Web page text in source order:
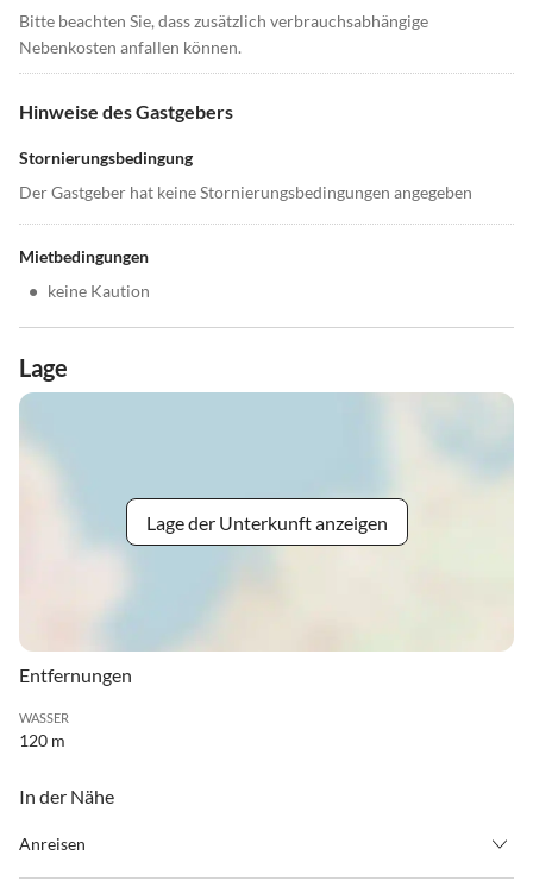
Bitte beachten Sie, dass zusätzlich verbrauchsabhängige
Nebenkosten anfallen können.
Hinweise des Gastgebers
Stornierungsbedingung
Der Gastgeber hat keine Stornierungsbedingungen angegeben
Mietbedingungen
• keine Kaution
Lage
Lage der Unterkunft anzeigen
Entfernungen
WASSER
120 m
In der Nähe
Anreisen